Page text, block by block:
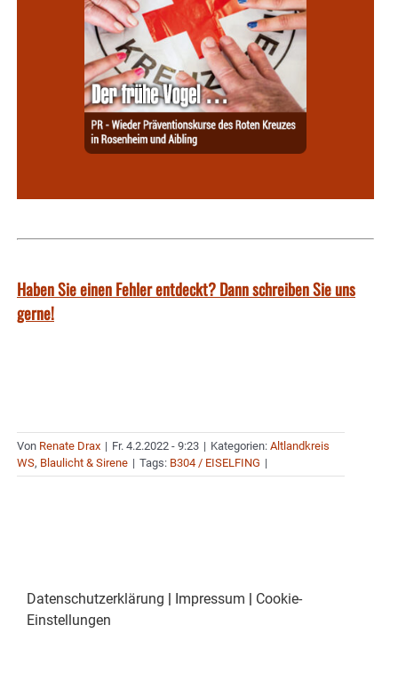
Haben Sie einen Fehler entdeckt? Dann schreiben Sie uns
gerne!
Von Renate Drax | Fr. 4.2.2022 - 9:23 | Kategorien: Altlandkreis
WS, Blaulicht & Sirene | Tags: B304 / EISELFING |
Datenschutzerklärung | Impressum | Cookie-
Einstellungen